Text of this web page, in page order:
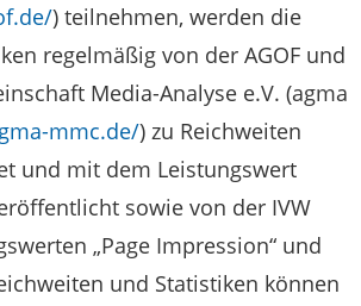
) teilnehmen, werden die
regelmäßig von der AGOF und
Media-Analyse e.V. (agma
mmc.de/) zu Reichweiten
und mit dem Leistungswert
sowie von der IVW
„Page Impression“ und
und Statistiken können